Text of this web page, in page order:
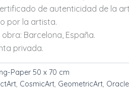
de autenticidad de la
por la artista.
Barcelona, ​​España.
privada.
Paper 50 x 70 cm
, CosmicArt, GeometricArt,